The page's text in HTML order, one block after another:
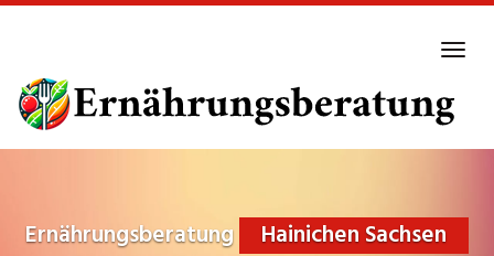
main
content
Ernährungsberatung Hainichen Sachsen